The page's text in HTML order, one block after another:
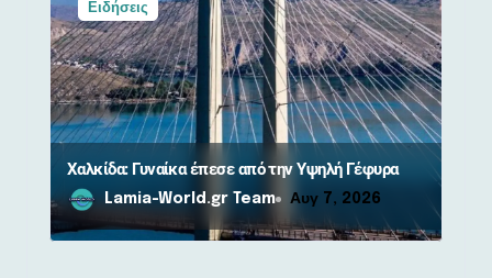
Ειδήσεις
Χαλκίδα: Γυναίκα έπεσε από την Υψηλή Γέφυρα
Lamia-World.gr Team Αυγ 7, 2026